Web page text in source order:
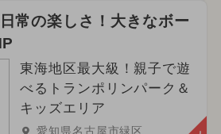
常の楽しさ！大きなボー
東海地区最大級！親子で遊
べるトランポリンパーク＆
キッズエリア
愛知県名古屋市緑区